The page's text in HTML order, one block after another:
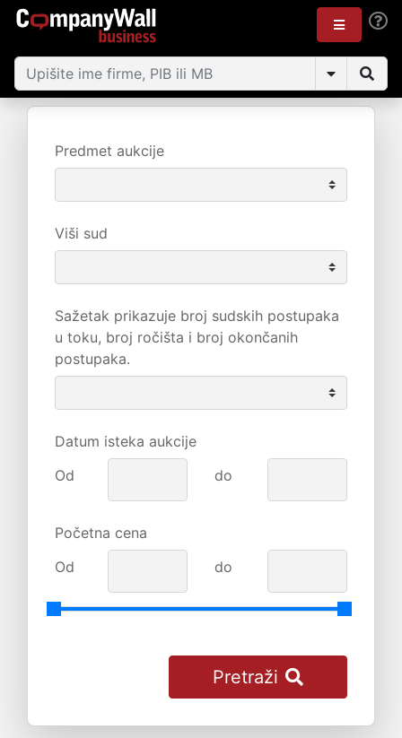
Predmet aukcije
Viši sud
Sažetak prikazuje broj sudskih postupaka
u toku, broj ročišta i broj okončanih
postupaka.
Datum isteka aukcije
Od
do
Početna cena
Od
do
Pretraži